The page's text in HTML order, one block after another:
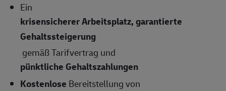
Ein
krisensicherer Arbeitsplatz, garantierte
Gehaltssteigerung
gemäß Tarifvertrag und
pünktliche Gehaltszahlungen
Kostenlose Bereitstellung von